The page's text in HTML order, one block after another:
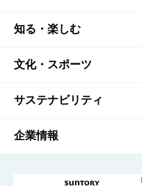
商品TOP
商品一覧
商品発売情報
栄養成分一覧
知る・楽しむ
知る・楽しむTOP
キャンペーン
工場見学
文化・スポーツ
文化・スポーツTOP
サントリーホール
サステナビリティ
サステナビリティTOP
企業情報